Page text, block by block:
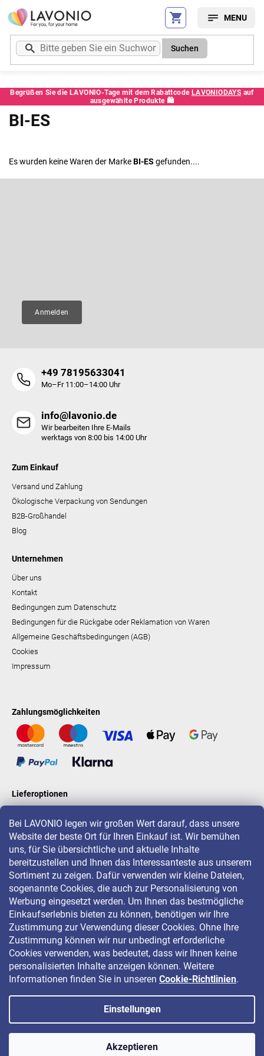
Bei LAVONIO legen wir großen Wert darauf, dass unsere
Website der beste Ort für Ihren Einkauf ist. Wir bemühen
uns, für Sie übersichtliche und aktuelle Inhalte
bereitzustellen und Ihnen das Interessanteste aus unserem
Sortiment zu zeigen. Dafür verwenden wir kleine Dateien,
sogenannte Cookies, die auch zur Personalisierung von
Werbung eingesetzt werden. Um Ihnen das bestmögliche
Einkaufserlebnis bieten zu können, benötigen wir Ihre
Zustimmung zur Verwendung dieser Cookies. Ohne Ihre
Zustimmung können wir nur unbedingt erforderliche
Cookies verwenden, was bedeutet, dass wir Ihnen keine
personalisierten Inhalte anzeigen können. Weitere
Informationen finden Sie in unseren Cookie-Richtlinien.
Einstellungen
Akzeptieren
Zum
Inhalt
springen
Begrüßen Sie die LAVONIO-Tage mit dem Rabattcode LAVONIODAYS auf
ausgewählte Produkte 🛍️
Suchen
BI-ES
Es wurden keine Waren der MarkeBI-ES gefunden....
Anmelden
+49 78195633041
Mo–Fr 11:00–14:00 Uhr
info@lavonio.de
Wir bearbeiten Ihre E-Mails
werktags von 8:00 bis 14:00 Uhr
Zum Einkauf
Versand und Zahlung
Ökologische Verpackung von Sendungen
B2B-Großhandel
Blog
Unternehmen
Über uns
Kontakt
Bedingungen zum Datenschutz
Bedingungen für die Rückgabe oder Reklamation von Waren
Allgemeine Geschäftsbedingungen (AGB)
Cookies
Impressum
Zahlungsmöglichkeiten
Lieferoptionen
LAVONIO in der Welt
Für Aktionen, Gewinnspiele und Rabatte folgen Sie uns auf:
Copyright 2026 LAVONIO.de. Alle Rechte vorbehalten.